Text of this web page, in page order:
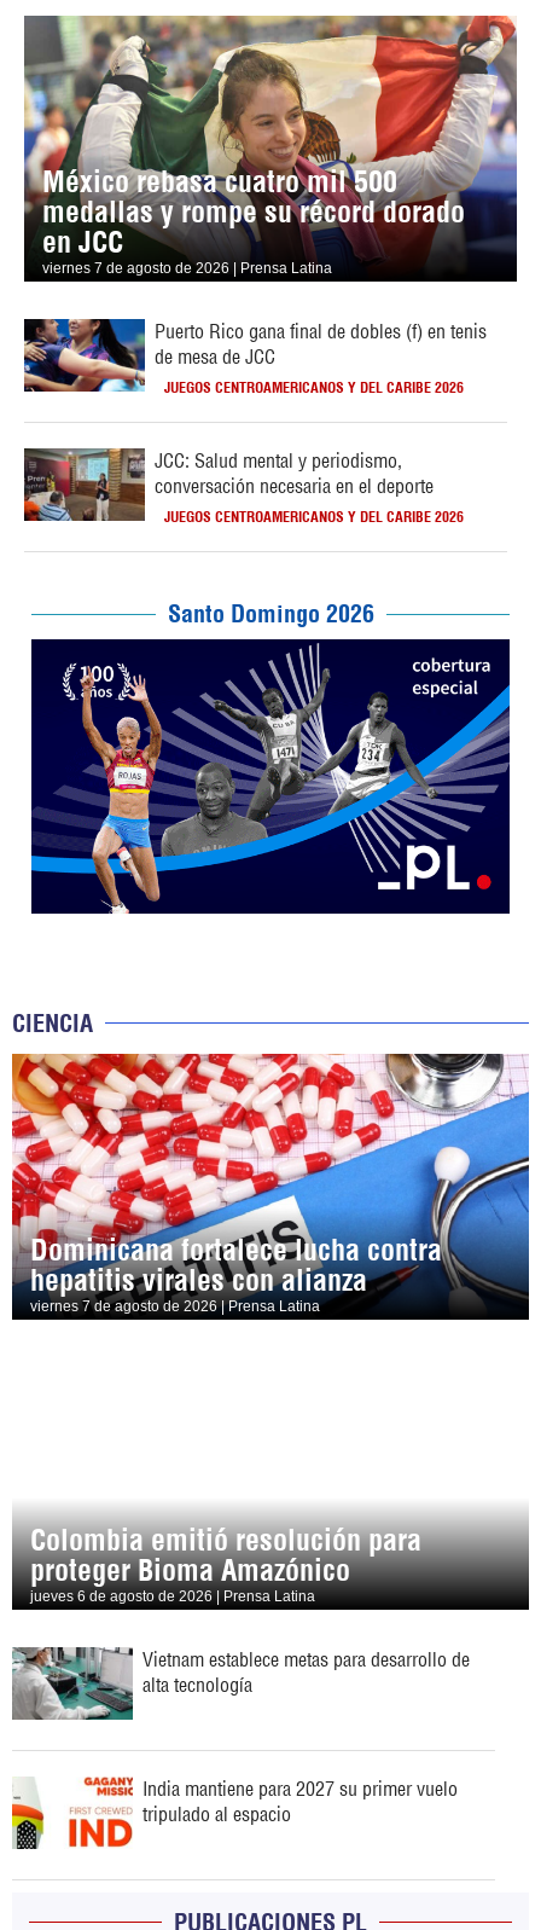
México rebasa cuatro mil 500
medallas y rompe su récord dorado
en JCC
viernes 7 de agosto de 2026 | Prensa Latina
Puerto Rico gana final de dobles (f) en tenis
de mesa de JCC
JUEGOS CENTROAMERICANOS Y DEL CARIBE 2026
JCC: Salud mental y periodismo,
conversación necesaria en el deporte
JUEGOS CENTROAMERICANOS Y DEL CARIBE 2026
Santo Domingo 2026
CIENCIA
Dominicana fortalece lucha contra
hepatitis virales con alianza
viernes 7 de agosto de 2026 | Prensa Latina
Colombia emitió resolución para
proteger Bioma Amazónico
jueves 6 de agosto de 2026 | Prensa Latina
Vietnam establece metas para desarrollo de
alta tecnología
India mantiene para 2027 su primer vuelo
tripulado al espacio
PUBLICACIONES PL